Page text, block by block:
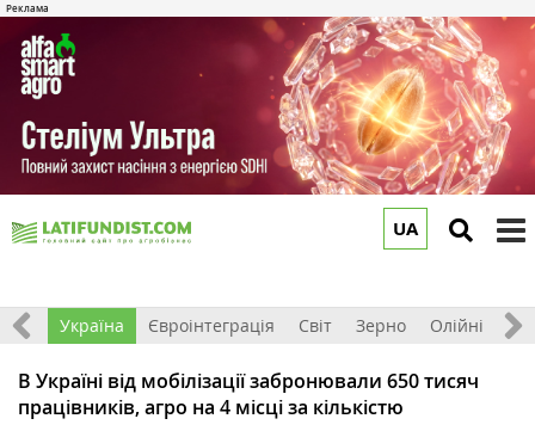
UA
Все Україна Євроінтеграція Світ Зерно Олійні
В Україні від мобілізації забронювали 650 тисяч
працівників, агро на 4 місці за кількістю